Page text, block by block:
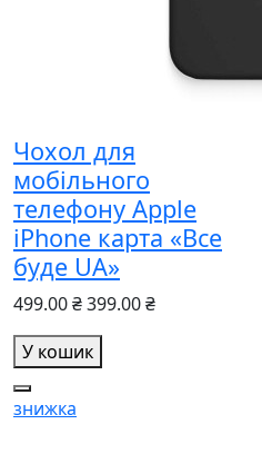
Чохол для
мобільного
телефону Apple
iPhone карта «Все
буде UA»
499.00 ₴399.00 ₴
У кошик
знижка